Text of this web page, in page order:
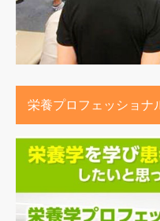
栄養プロフェッショナ